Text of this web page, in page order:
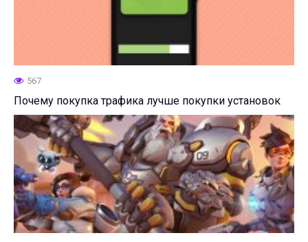
567
Почему покупка трафика лучше покупки установок